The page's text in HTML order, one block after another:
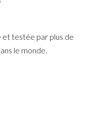
testée par plus de
le monde.